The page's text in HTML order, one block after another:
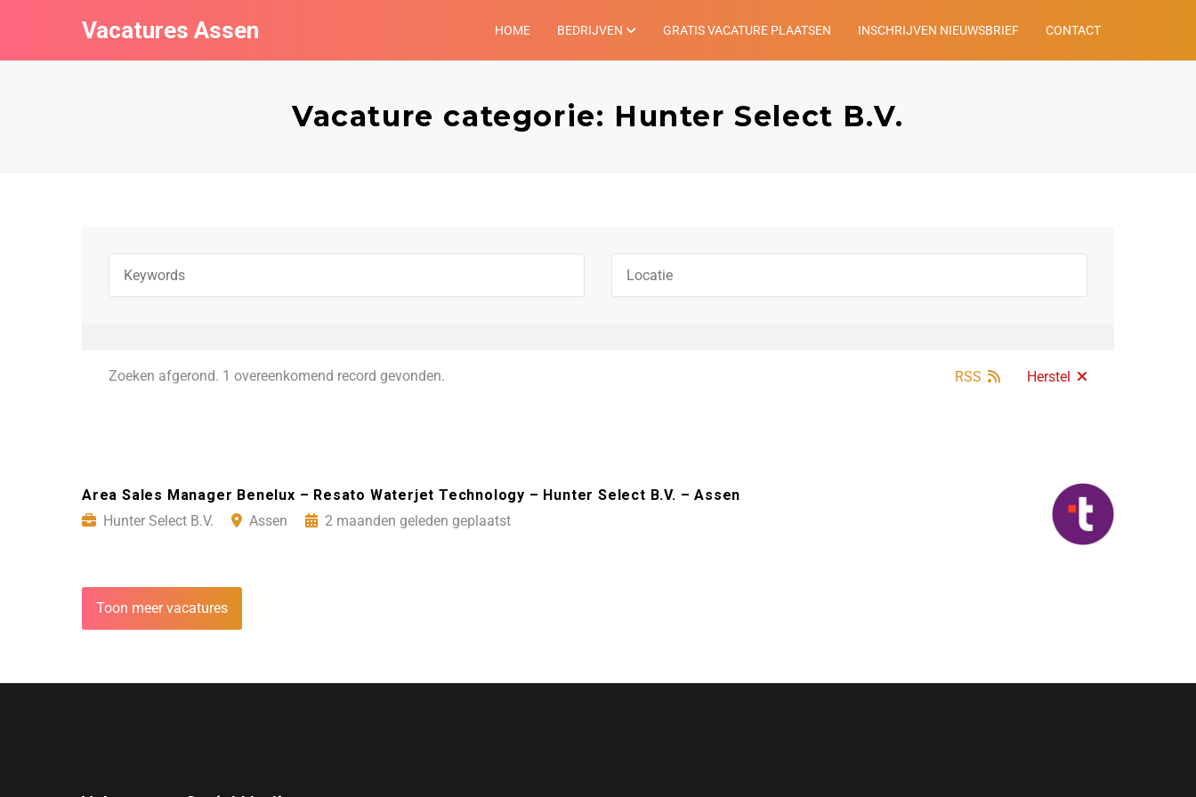
Vacatures Assen HOME BEDRIJVEN GRATIS VACATURE PLAATSEN INSCHRIJVEN NIEUWSBRIEF CONTACT
Vacature categorie: Hunter Select B.V.
Zoeken afgerond. 1 overeenkomend record gevonden. Herstel
RSS
Area Sales Manager Benelux – Resato Waterjet Technology – Hunter Select B.V. – Assen
Hunter Select B.V.
Assen 2 maanden geleden geplaatst
Toon meer vacatures